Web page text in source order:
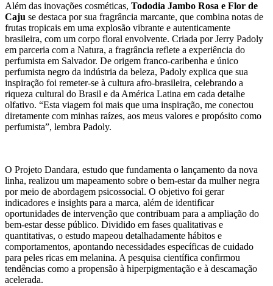
Além das inovações cosméticas, Tododia Jambo Rosa e Flor de
Caju se destaca por sua fragrância marcante, que combina notas de
frutas tropicais em uma explosão vibrante e autenticamente
brasileira, com um corpo floral envolvente. Criada por Jerry Padoly
em parceria com a Natura, a fragrância reflete a experiência do
perfumista em Salvador. De origem franco-caribenha e único
perfumista negro da indústria da beleza, Padoly explica que sua
inspiração foi remeter-se à cultura afro-brasileira, celebrando a
riqueza cultural do Brasil e da América Latina em cada detalhe
olfativo. “Esta viagem foi mais que uma inspiração, me conectou
diretamente com minhas raízes, aos meus valores e propósito como
perfumista”, lembra Padoly.
O Projeto Dandara, estudo que fundamenta o lançamento da nova
linha, realizou um mapeamento sobre o bem-estar da mulher negra
por meio de abordagem psicossocial. O objetivo foi gerar
indicadores e insights para a marca, além de identificar
oportunidades de intervenção que contribuam para a ampliação do
bem-estar desse público. Dividido em fases qualitativas e
quantitativas, o estudo mapeou detalhadamente hábitos e
comportamentos, apontando necessidades específicas de cuidado
para peles ricas em melanina. A pesquisa científica confirmou
tendências como a propensão à hiperpigmentação e à descamação
acelerada.